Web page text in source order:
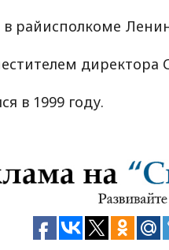
в райисполкоме
в 1999 году.